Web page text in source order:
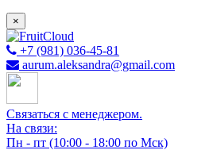
×
+7 (981) 036-45-81
aurum.aleksandra@gmail.com
Связаться с менеджером.
На связи:
Пн - пт (10:00 - 18:00 по Мск)